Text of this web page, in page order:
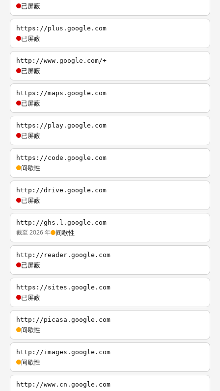
已屏蔽
https://plus.google.com
已屏蔽
http://www.google.com/+
已屏蔽
https://maps.google.com
已屏蔽
https://play.google.com
已屏蔽
https://code.google.com
间歇性
http://drive.google.com
已屏蔽
http://ghs.l.google.com
截至 2026 年 间歇性
http://reader.google.com
已屏蔽
https://sites.google.com
已屏蔽
http://picasa.google.com
间歇性
http://images.google.com
间歇性
http://www.cn.google.com